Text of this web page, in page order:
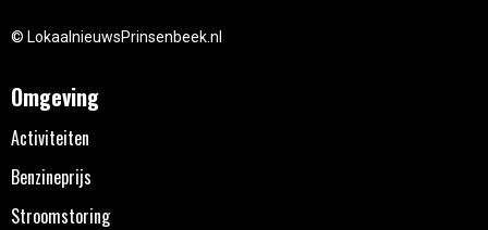
© LokaalnieuwsPrinsenbeek.nl
Omgeving
Activiteiten
Benzineprijs
Stroomstoring